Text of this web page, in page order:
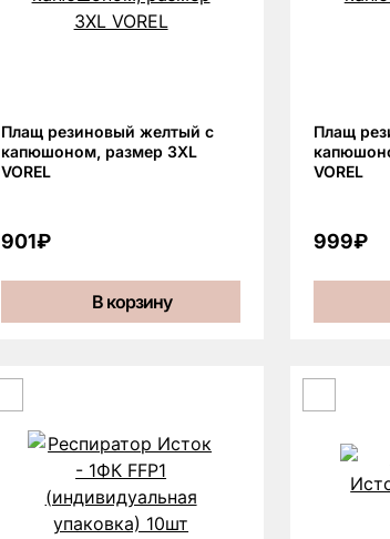
Плащ резиновый желтый с
капюшоном, размер 3XL
VOREL
901₽
В корзину
Плащ
VOREL
999₽